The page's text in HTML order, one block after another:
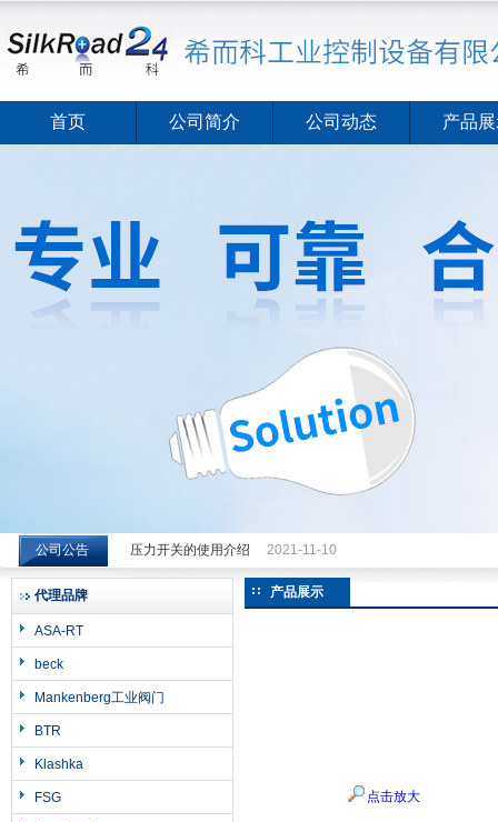
希而科工业控制设备（上海）有限公司
首页 公司简介 公司动态 产品
公司公告 压力开关的使用介绍 2021-11-10
代理品牌
ASA-RT
beck
Mankenberg工业阀门
BTR
Klashka
FSG
产品展示
点击放大